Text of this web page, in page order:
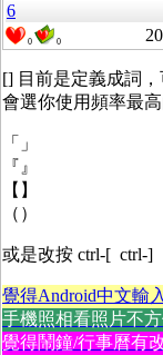
6
0 0
[] 目前是定義成詞
會選你使用頻率最
「」
『』
【】
（）
或是改按 ctrl-[ ctrl-]
覺得Android中文輸
手機照相看照片不
覺得鬧鐘/行事曆有